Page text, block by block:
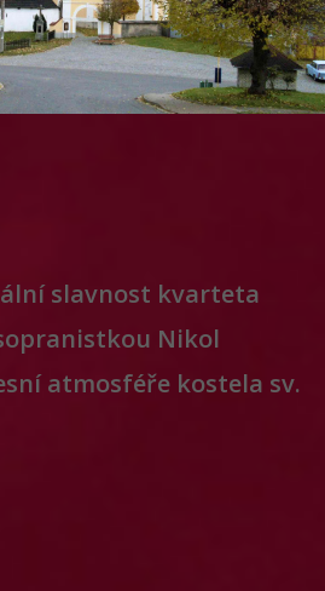
slavnost kvarteta
Nikol
atmosféře kostela sv.